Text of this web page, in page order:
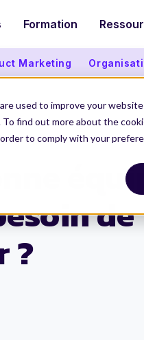
used to improve your
find out more about the
to comply with your
Formation
Marketing
de Product Manager ?
de
?